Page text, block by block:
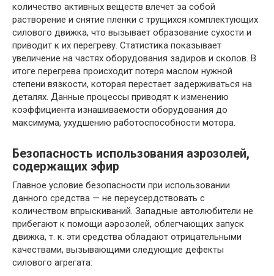
количество активных веществ влечет за собой
растворение и снятие пленки с трущихся комплектующих
силового движка, что вызывает образование сухости и
приводит к их перегреву. Статистика показывает
увеличение на частях оборудования задиров и сколов. В
итоге перегрева происходит потеря маслом нужной
степени вязкости, которая перестает задерживаться на
деталях. Данные процессы приводят к изменению
коэффициента изнашиваемости оборудования до
максимума, ухудшению работоспособности мотора.
Безопасность использования аэрозолей,
содержащих эфир
Главное условие безопасности при использовании
данного средства — не переусердствовать с
количеством впрыскиваний. Западные автолюбители не
прибегают к помощи аэрозолей, облегчающих запуск
движка, т. к. эти средства обладают отрицательными
качествами, вызывающими следующие дефекты
силового агрегата: